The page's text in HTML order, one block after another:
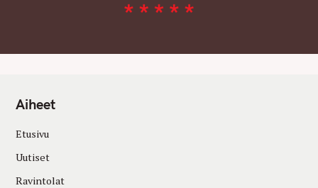
Aiheet
Etusivu
Uutiset
Ravintolat